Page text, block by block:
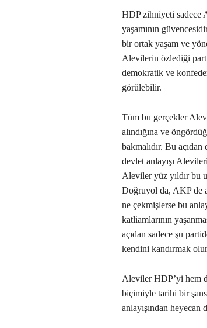
HDP zihniyeti sadece
yaşamının
bir ortak yaşam ve
Alevilerin özlediği
demokratik ve
görülebilir.
Tüm bu gerçekler
alındığına ve
bakmalıdır. Bu
devlet anlayışı
Aleviler yüz yıldır bu
Doğruyol da, AKP de
ne çekmişlerse bu
katliamlarının
açıdan sadece şu
kendini kandırmak
Aleviler HDP’yi hem
biçimiyle tarihi bir
anlayışından heyecan